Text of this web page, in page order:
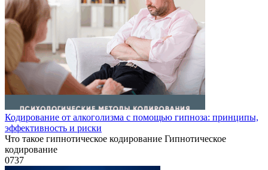
Кодирование от алкоголизма с помощью гипноза: принципы,
эффективность и риски
Что такое гипнотическое кодирование Гипнотическое
кодирование
0737